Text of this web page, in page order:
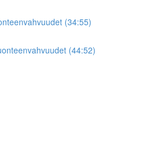
(34:55)
(44:52)